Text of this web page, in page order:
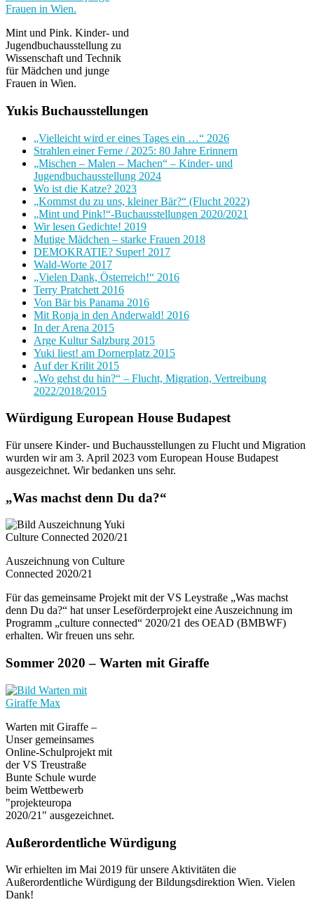
Mint und Pink. Kinder- und
Jugendbuchausstellung zu
Wissenschaft und Technik
für Mädchen und junge
Frauen in Wien.
Yukis Buchausstellungen
„Vielleicht wird er eines Tages ein …“ 2026
Strahlen einer Ferne / 2025: 80 Jahre Erinnern
„Mischen – Malen – Machen“ – Kinder- und
Jugendbuchausstellung 2024
Wo ist die Katze? 2023
„Kommst du zu uns, kleiner Bär?“ (Flucht 2022)
„Mint und Pink!“-Buchausstellungen 2020/2021
Wir lesen Gedichte! 2019
Mutige Mädchen – starke Frauen 2018
DEMOKRATIE? Super! 2017
Wald-Worte 2017
„Vielen Dank, Österreich!“ 2016
Terry Pratchett 2016
Von Bär bis Panama 2016
Mit Ronja in den Anderwald! 2016
In der Arena 2015
Arge Kultur Salzburg 2015
Yuki liest! am Dornerplatz 2015
Auf der Krilit 2015
„Wo gehst du hin?“ – Flucht, Migration, Vertreibung
2022/2018/2015
Würdigung European House Budapest
Für unsere Kinder- und Buchausstellungen zu Flucht und Migration
wurden wir am 3. April 2023 vom European House Budapest
ausgezeichnet. Wir bedanken uns sehr.
„Was machst denn Du da?“
Auszeichnung von Culture
Connected 2020/21
Für das gemeinsame Projekt mit der VS Leystraße „Was machst
denn Du da?“ hat unser Leseförderprojekt eine Auszeichnung im
Programm „culture connected“ 2020/21 des OEAD (BMBWF)
erhalten. Wir freuen uns sehr.
Sommer 2020 – Warten mit Giraffe
Warten mit Giraffe –
Unser gemeinsames
Online-Schulprojekt mit
der VS Treustraße
Bunte Schule wurde
beim Wettbewerb
"projekteuropa
2020/21" ausgezeichnet.
Außerordentliche Würdigung
Wir erhielten im Mai 2019 für unsere Aktivitäten die
Außerordentliche Würdigung der Bildungsdirektion Wien. Vielen
Dank!